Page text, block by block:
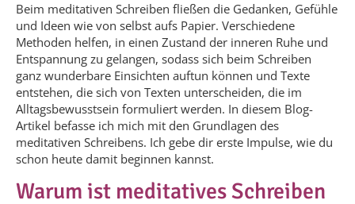
Beim meditativen Schreiben fließen die Gedanken, Gefühle
und Ideen wie von selbst aufs Papier. Verschiedene
Methoden helfen, in einen Zustand der inneren Ruhe und
Entspannung zu gelangen, sodass sich beim Schreiben
ganz wunderbare Einsichten auftun können und Texte
entstehen, die sich von Texten unterscheiden, die im
Alltagsbewusstsein formuliert werden. In diesem Blog-
Artikel befasse ich mich mit den Grundlagen des
meditativen Schreibens. Ich gebe dir erste Impulse, wie du
schon heute damit beginnen kannst.
Warum ist meditatives Schreiben